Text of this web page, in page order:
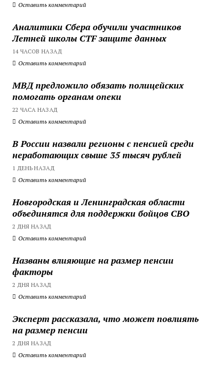
Оставить комментарий
Аналитики Сбера обучили участников
Летней школы CTF защите данных
14 ЧАСОВ НАЗАД
Оставить комментарий
МВД предложило обязать полицейских
помогать органам опеки
22 ЧАСА НАЗАД
Оставить комментарий
В России назвали регионы с пенсией среди
неработающих свыше 35 тысяч рублей
1 ДЕНЬ НАЗАД
Оставить комментарий
Новгородская и Ленинградская области
объединятся для поддержки бойцов СВО
2 ДНЯ НАЗАД
Оставить комментарий
Названы влияющие на размер пенсии
факторы
2 ДНЯ НАЗАД
Оставить комментарий
Эксперт рассказала, что может повлиять
на размер пенсии
2 ДНЯ НАЗАД
Оставить комментарий